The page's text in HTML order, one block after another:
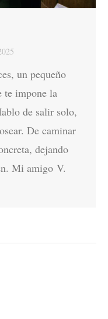
un pequeño
te impone la
de salir solo,
De caminar
dejando
Mi amigo V.